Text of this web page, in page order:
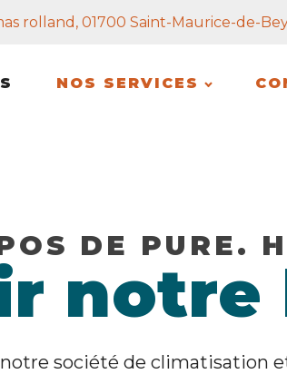
rolland, 01700 Saint-Maurice-de-
NOS SERVICES
DE PURE.
notre
société de climatisation